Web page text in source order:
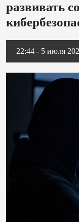
развивать
22:44 - 5 июля